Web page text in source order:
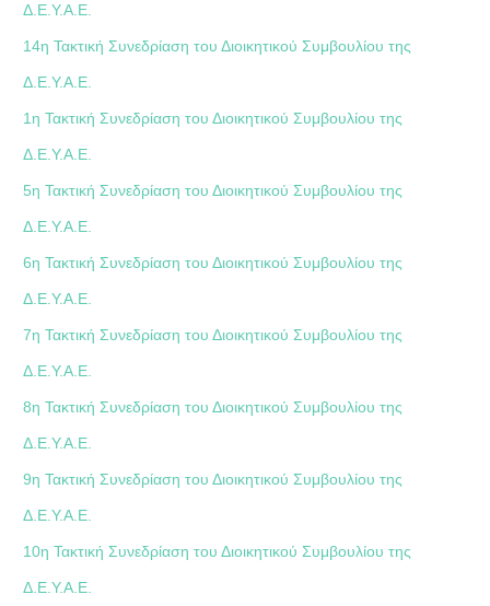
Δ.Ε.Υ.Α.Ε.
14η Τακτική Συνεδρίαση του Διοικητικού Συμβουλίου της
Δ.Ε.Υ.Α.Ε.
1η Τακτική Συνεδρίαση του Διοικητικού Συμβουλίου της
Δ.Ε.Υ.Α.Ε.
5η Τακτική Συνεδρίαση του Διοικητικού Συμβουλίου της
Δ.Ε.Υ.Α.Ε.
6η Τακτική Συνεδρίαση του Διοικητικού Συμβουλίου της
Δ.Ε.Υ.Α.Ε.
7η Τακτική Συνεδρίαση του Διοικητικού Συμβουλίου της
Δ.Ε.Υ.Α.Ε.
8η Τακτική Συνεδρίαση του Διοικητικού Συμβουλίου της
Δ.Ε.Υ.Α.Ε.
9η Τακτική Συνεδρίαση του Διοικητικού Συμβουλίου της
Δ.Ε.Υ.Α.Ε.
10η Τακτική Συνεδρίαση του Διοικητικού Συμβουλίου της
Δ.Ε.Υ.Α.Ε.